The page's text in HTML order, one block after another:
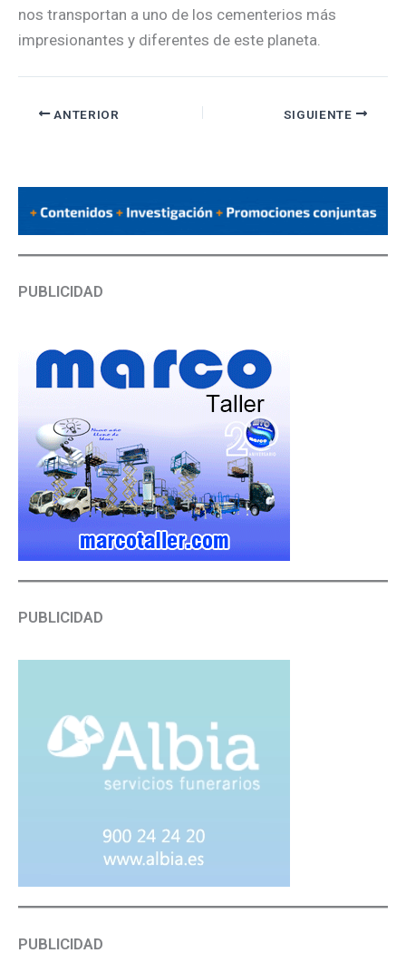
nos transportan a uno de los cementerios más
impresionantes y diferentes de este planeta.
ANTERIOR SIGUIENTE
PUBLICIDAD
PUBLICIDAD
PUBLICIDAD